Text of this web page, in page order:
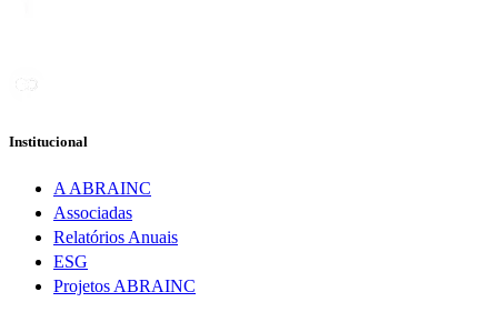
Institucional
A ABRAINC
Associadas
Relatórios Anuais
ESG
Projetos ABRAINC